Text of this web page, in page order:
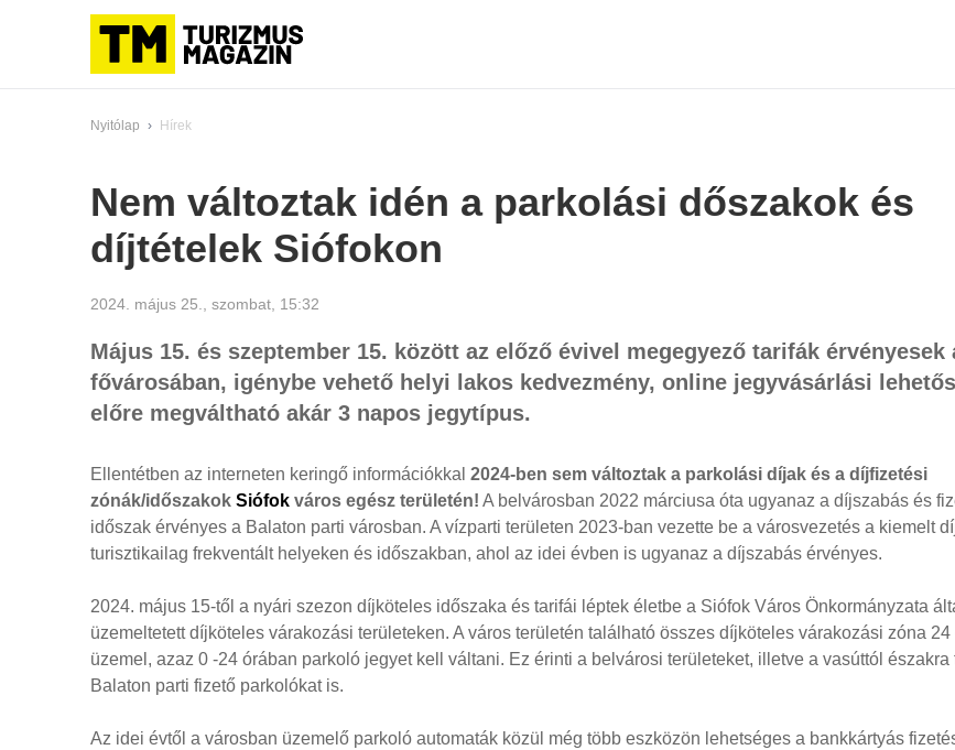
Nyitólap › Hírek
Nem változtak idén a parkolási dőszakok és
díjtételek Siófokon
2024. május 25., szombat, 15:32
Május 15. és szeptember 15. között az előző évivel megegyező tarifák érvényesek
fővárosában, igénybe vehető helyi lakos kedvezmény, online jegyvásárlási
előre megváltható akár 3 napos jegytípus.
Ellentétben az interneten keringő információkkal 2024-ben sem változtak a parkolási díjak és a díjfizetési
zónák/időszakok Siófok város egész területén! A belvárosban 2022 márciusa óta ugyanaz a díjszabás és
időszak érvényes a Balaton parti városban. A vízparti területen 2023-ban vezette be a városvezetés a kiemelt
turisztikailag frekventált helyeken és időszakban, ahol az idei évben is ugyanaz a díjszabás érvényes.
2024. május 15-től a nyári szezon díjköteles időszaka és tarifái léptek életbe a Siófok Város Önkormányzata
üzemeltetett díjköteles várakozási területeken. A város területén található összes díjköteles várakozási zóna 24
üzemel, azaz 0 -24 órában parkoló jegyet kell váltani. Ez érinti a belvárosi területeket, illetve a vasúttól északra
Balaton parti fizető parkolókat is.
Az idei évtől a városban üzemelő parkoló automaták közül még több eszközön lehetséges a bankkártyás